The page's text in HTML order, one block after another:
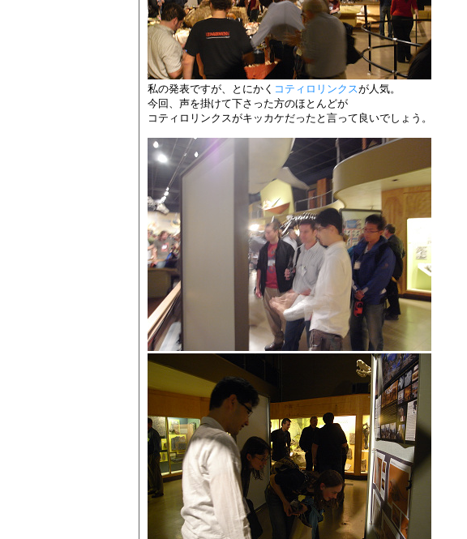
私の発表ですが、とにかく コティロリンクスが人気。
今回、声を掛けて下さった方のほとんどが
コティロリンクスがキッカケだったと言って良いでしょう。